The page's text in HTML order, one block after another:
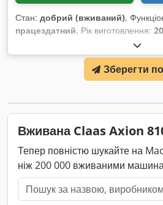
Стан: добрий (вживаний),
працездатний, Рік виготовлення:
55,16 кВт (75,00 к.с.)
транспортного засобу:
, Гідравлічний реверсор, без
навантажувач FL80 Chjdpfxoy Eq
Зберегти
Вживана Claas Axion
Тепер повністю шукайте на
ніж 200 000 вживаними